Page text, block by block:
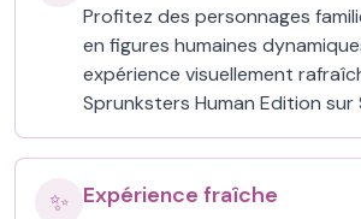
Profitez des personnages
en figures humaines
expérience visuellement
Sprunksters Human Edition sur
✨ Expérience fraîche